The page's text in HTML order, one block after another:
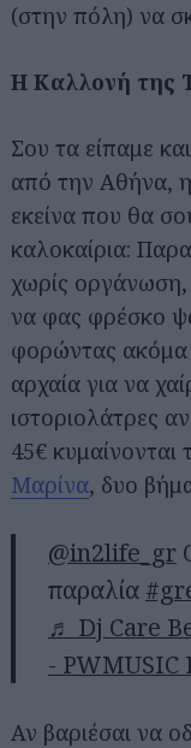
(στην πόλη) να
Η Καλλονή της
Σου τα είπαμε
από την Αθήνα,
εκείνα που θα
καλοκαίρια:
χωρίς οργάνωση,
να φας φρέσκο
φορώντας ακόμα
αρχαία για να
ιστοριολάτρες
45€ κυμαίνονται
Μαρίνα, δυο
@in2life_gr
παραλία
♬ Dj Care
- PWMUSIC
Αν βαριέσαι να